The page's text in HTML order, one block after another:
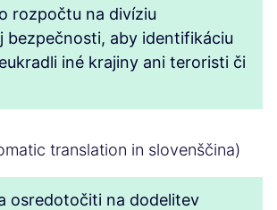
rozpočtu na divíziu
bezpečnosti, aby identifikáciu
iné krajiny ani teroristi či
translation in slovenščina)
osredotočiti na dodelitev